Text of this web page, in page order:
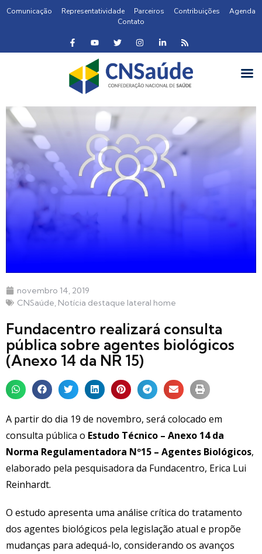
Comunicação Representatividade Parceiros Contribuições
Agenda
Contato
novembro 14, 2019
CNSaúde, Notícia destaque lateral home
Fundacentro realizará consulta
pública sobre agentes biológicos
(Anexo 14 da NR 15)
A partir do dia 19 de novembro, será colocado em
consulta pública o Estudo Técnico – Anexo 14 da
Norma Regulamentadora Nº15 – Agentes Biológicos,
elaborado pela pesquisadora da Fundacentro, Erica Lui
Reinhardt.
O estudo apresenta uma análise crítica do tratamento
dos agentes biológicos pela legislação atual e propõe
mudanças para adequá-lo, considerando os avanços